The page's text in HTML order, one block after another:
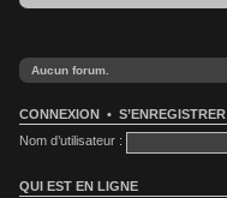
Aucun forum.
CONNEXION • S’ENREGISTRER
Nom d’utilisateur :
QUI EST EN LIGNE